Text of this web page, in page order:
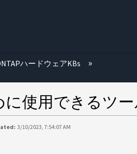
ハードウェアKBs
使用できるツ
3/10/2023, 7:54:07 AM